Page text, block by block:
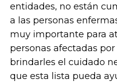
entidades, no están
a las personas
muy importante para
personas afectadas
brindarles el cuidado
que esta lista pueda